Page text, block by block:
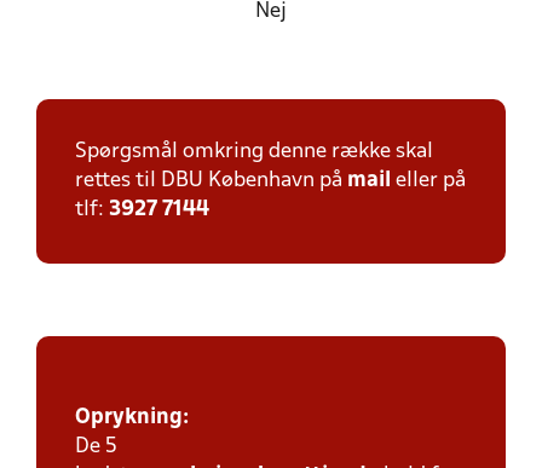
Nej
Spørgsmål omkring denne række skal
rettes til DBU København på mail eller på
tlf: 3927 7144
Oprykning:
De 5